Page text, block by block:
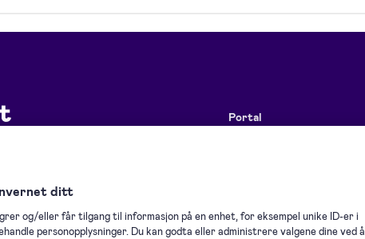
Portal
Overholdelse
ditt
og/eller får tilgang til informasjon på en enhet, for eksempel unike ID-er i
personopplysninger. Du kan godta eller administrere valgene dine ved å